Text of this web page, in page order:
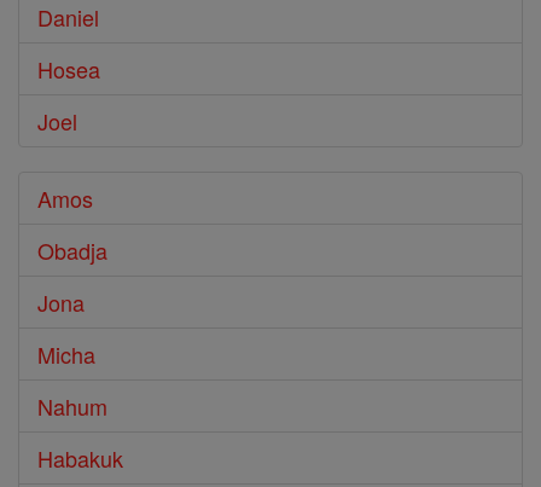
Daniel
Hosea
Joel
Amos
Obadja
Jona
Micha
Nahum
Habakuk